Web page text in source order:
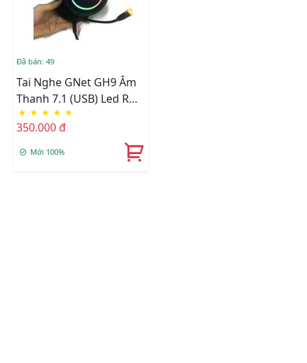
Đã bán: 49
Tai Nghe GNet GH9 Âm
Thanh 7.1 (USB) Led RGB
Rung Gaming PUG Hỗ
Trợ
★ ★ ★ ★ ★
350.000 đ
Mới 100%